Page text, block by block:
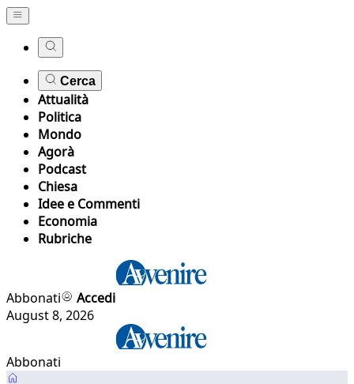
Cerca
Attualità
Politica
Mondo
Agorà
Podcast
Chiesa
Idee e Commenti
Economia
Rubriche
Abbonati
Accedi
August 8, 2026
Abbonati